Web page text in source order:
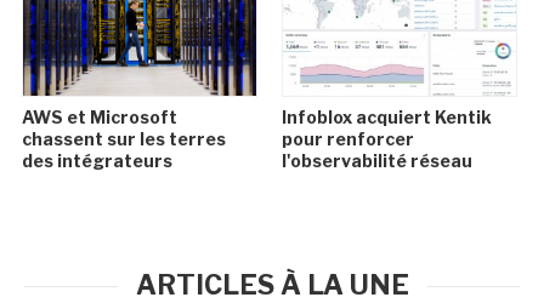
AWS et Microsoft
chassent sur les terres
des intégrateurs
Infoblox acquiert Kentik
pour renforcer
l'observabilité réseau
ARTICLES À LA UNE